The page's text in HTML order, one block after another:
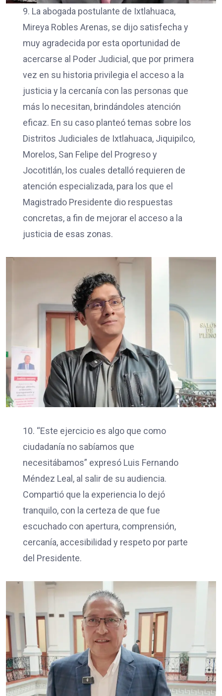
9. La abogada postulante de Ixtlahuaca,
Mireya Robles Arenas, se dijo satisfecha y
muy agradecida por esta oportunidad de
acercarse al Poder Judicial, que por primera
vez en su historia privilegia el acceso a la
justicia y la cercanía con las personas que
más lo necesitan, brindándoles atención
eficaz. En su caso planteó temas sobre los
Distritos Judiciales de Ixtlahuaca, Jiquipilco,
Morelos, San Felipe del Progreso y
Jocotitlán, los cuales detalló requieren de
atención especializada, para los que el
Magistrado Presidente dio respuestas
concretas, a fin de mejorar el acceso a la
justicia de esas zonas.
10. “Este ejercicio es algo que como
ciudadanía no sabíamos que
necesitábamos” expresó Luis Fernando
Méndez Leal, al salir de su audiencia.
Compartió que la experiencia lo dejó
tranquilo, con la certeza de que fue
escuchado con apertura, comprensión,
cercanía, accesibilidad y respeto por parte
del Presidente.